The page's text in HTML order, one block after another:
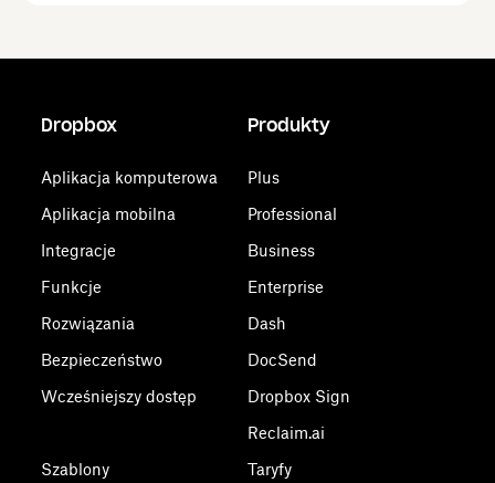
Dropbox
Aplikacja komputerowa
Aplikacja mobilna
Integracje
Funkcje
Rozwiązania
Bezpieczeństwo
Wcześniejszy dostęp
Szablony
Produkty
Plus
Professional
Business
Enterprise
Dash
DocSend
Dropbox Sign
Reclaim.ai
Taryfy